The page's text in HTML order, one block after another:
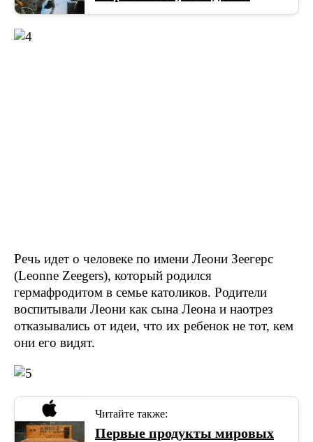
Речь идет о человеке по имени Леони Зеегерс
(Leonne Zeegers), который родился
гермафродитом в семье католиков. Родители
воспитывали Леони как сына Леона и наотрез
отказывались от идеи, что их ребенок не тот, кем
они его видят.
Читайте также:
Первые продукты мировых